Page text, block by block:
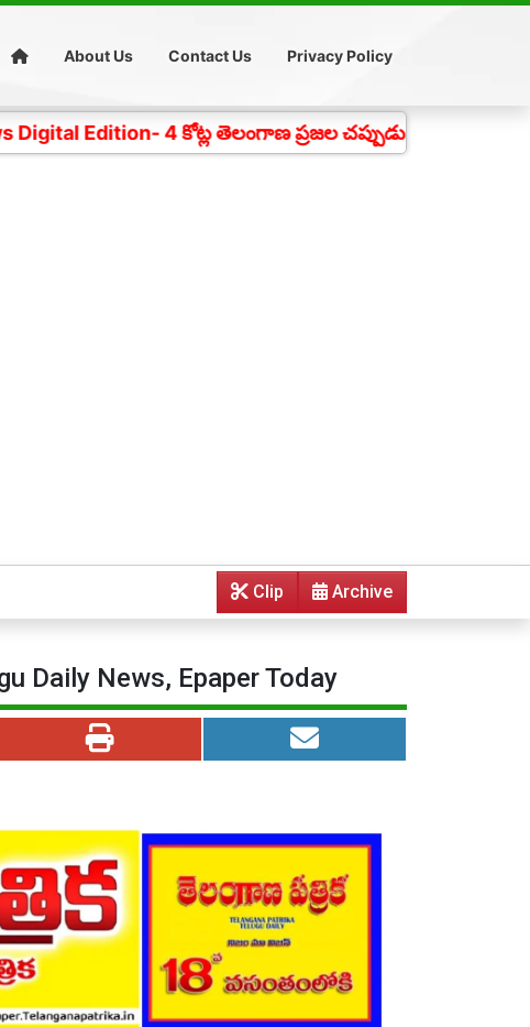
About Us Contact Us Privacy Policy
Edition- 4 కోట్ల తెలంగాణ ప్రజల చప్పుడు గత 18
Archive
Clip
Daily News, Epaper Today